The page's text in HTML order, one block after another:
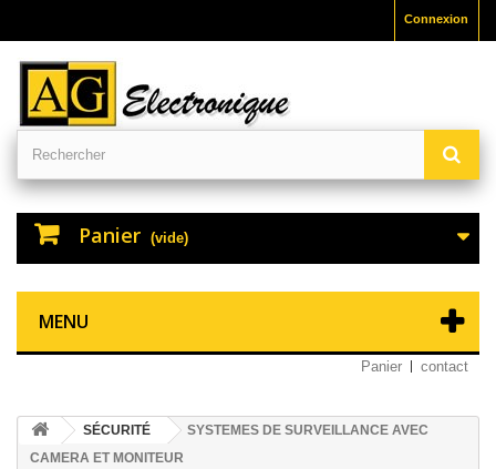
Connexion
Panier (vide)
MENU
Panier contact
SÉCURITÉ
SYSTEMES DE SURVEILLANCE AVEC
CAMERA ET MONITEUR